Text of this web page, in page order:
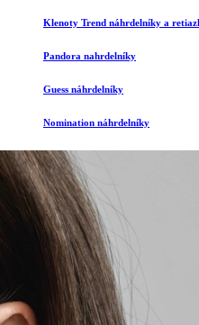
Klenoty Trend náhrdelníky a
Pandora nahrdelníky
Guess náhrdelníky
Nomination náhrdelníky
1
2
3